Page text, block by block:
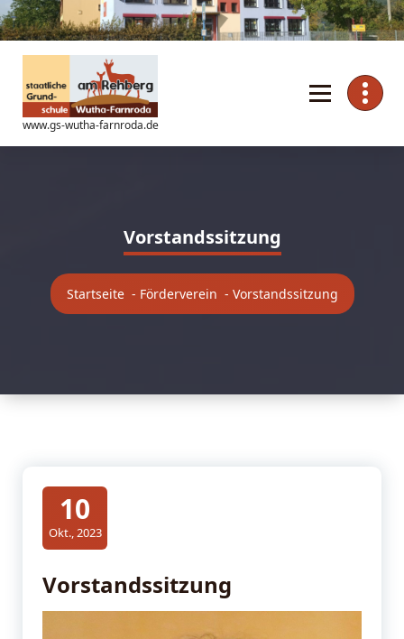
Zum
Inhalt
springen
www.gs-wutha-farnroda.de
Vorstandssitzung
Startseite- Förderverein - Vorstandssitzung
10
Okt., 2023
Vorstandssitzung